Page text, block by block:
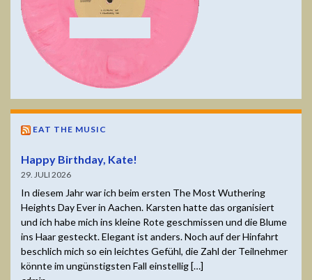
EAT THE MUSIC
Happy Birthday, Kate!
29. JULI 2026
In diesem Jahr war ich beim ersten The Most Wuthering
Heights Day Ever in Aachen. Karsten hatte das organisiert
und ich habe mich ins kleine Rote geschmissen und die Blume
ins Haar gesteckt. Elegant ist anders. Noch auf der Hinfahrt
beschlich mich so ein leichtes Gefühl, die Zahl der Teilnehmer
könnte im ungünstigsten Fall einstellig […]